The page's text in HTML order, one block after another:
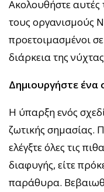
Ακολουθήστε αυτές
τους οργανισμούς
προετοιμασμένοι
διάρκεια της
Δημιουργήστε ένα
Η ύπαρξη ενός
ζωτικής σημασίας.
ελέγξτε όλες τις
διαφυγής, είτε
παράθυρα.